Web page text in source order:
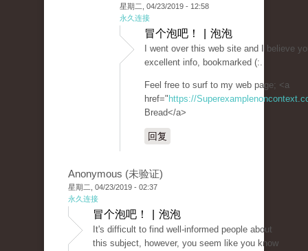
星期二, 04/23/2019 - 12:58
永久连接
冒个泡吧！ | 泡泡
I went over this web site and I believe
excellent info, bookmarked (:.
Feel free to surf to my web page; <a
href=" https://
Bread</a>
回复
Anonymous (未验证)
星期二, 04/23/2019 - 02:37
永久连接
冒个泡吧！ | 泡泡
It's difficult to find well-informed people about
this subject, however, you seem like you know